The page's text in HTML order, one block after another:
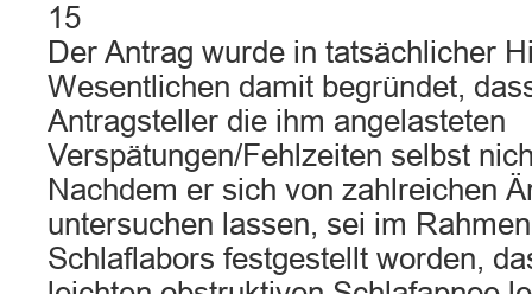
15
Der Antrag wurde in tatsächlicher
Wesentlichen damit begründet,
Antragsteller die ihm angelasteten
Verspätungen/Fehlzeiten selbst
Nachdem er sich von zahlreichen
untersuchen lassen, sei im
Schlaflabors festgestellt worden,